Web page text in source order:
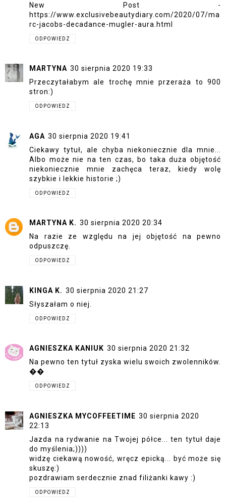
New Post -
https://www.exclusivebeautydiary.com/2020/07/ma
rc-jacobs-decadance-mugler-aura.html
ODPOWIEDZ
MARTYNA 30 sierpnia 2020 19:33
Przeczytałabym ale trochę mnie przeraża to 900
stron:)
ODPOWIEDZ
AGA 30 sierpnia 2020 19:41
Ciekawy tytuł, ale chyba niekoniecznie dla mnie...
Albo może nie na ten czas, bo taka duża objętość
niekoniecznie mnie zachęca teraz, kiedy wolę
szybkie i lekkie historie ;)
ODPOWIEDZ
MARTYNA K. 30 sierpnia 2020 20:34
Na razie ze względu na jej objętość na pewno
odpuszczę.
ODPOWIEDZ
KINGA K. 30 sierpnia 2020 21:27
Słyszałam o niej.
ODPOWIEDZ
AGNIESZKA KANIUK 30 sierpnia 2020 21:32
Na pewno ten tytuł zyska wielu swoich zwolenników.
��
ODPOWIEDZ
AGNIESZKA MYCOFFEETIME 30 sierpnia 2020
22:13
Jazda na rydwanie na Twojej półce... ten tytuł daje
do myślenia;))))
widzę ciekawą nowość, wręcz epicką... być może się
skuszę:)
pozdrawiam serdecznie znad filiżanki kawy :)
ODPOWIEDZ